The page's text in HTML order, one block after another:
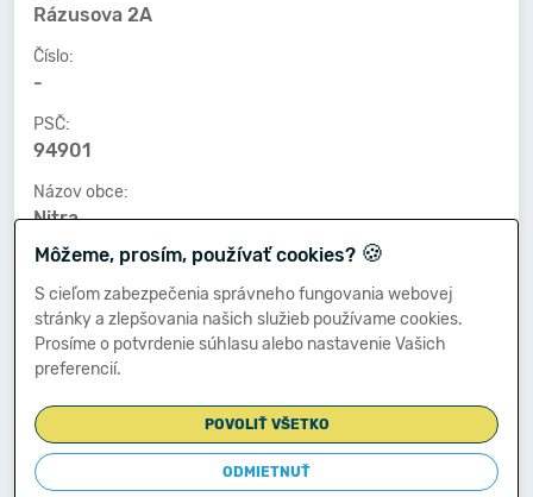
Rázusova 2A
Číslo:
-
PSČ:
94901
Názov obce:
Nitra
Číslo telefónu:
-
Číslo faxu:
-
-
Môžeme, prosím, používať cookies? 🍪
S cieľom zabezpečenia správneho fungovania webovej
stránky a zlepšovania našich služieb používame cookies.
Prosíme o potvrdenie súhlasu alebo nastavenie Vašich
preferencií.
POVOLIŤ VŠETKO
ODMIETNUŤ